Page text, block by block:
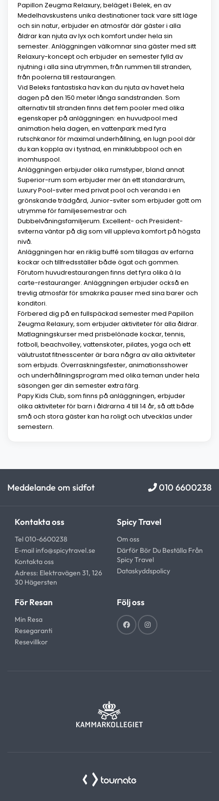
Papillon Zeugma Relaxury, beläget i Belek, en av
Medelhavskustens unika destinationer tack vare sitt läge
och sin natur, erbjuder en atmosfär där gäster i alla
åldrar kan njuta av lyx och komfort under hela sin
semester. Anläggningen välkomnar sina gäster med sitt
Relaxury-koncept och erbjuder en semester fylld av
njutning i alla sina utrymmen, från rummen till stranden,
från poolerna till restaurangen.
Vid Beleks fantastiska hav kan du njuta av havet hela
dagen på den 150 meter långa sandstranden. Som
alternativ till stranden finns det fem pooler med olika
egenskaper på anläggningen: en huvudpool med
animation hela dagen, en vattenpark med fyra
rutschkanor för maximal underhållning, en lugn pool där
du kan koppla av i tystnad, en miniklubbpool och en
inomhuspool.
Anläggningen erbjuder olika rumstyper, bland annat
Superior-rum som erbjuder mer än ett standardrum,
Luxury Pool-sviter med privat pool och veranda i en
grönskande trädgård, Junior-sviter som erbjuder gott om
utrymme för familjesemestrar och
Dubbelvåningsfamiljerum. Excellent- och President-
sviterna väntar på dig som vill uppleva komfort på högsta
nivå.
Anläggningen har en riklig buffé som tillagas av erfarna
kockar och tillfredsställer både ögat och gommen.
Förutom huvudrestaurangen finns det fyra olika à la
carte-restauranger. Anläggningen erbjuder också en
trevlig atmosfär för smakrika pauser med sina barer och
konditori.
Förbered dig på en fullspäckad semester med Papillon
Zeugma Relaxury, som erbjuder aktiviteter för alla åldrar.
Matlagningskurser med prisbelönade kockar, tennis,
fotboll, beachvolley, vattenskoter, pilates, yoga och ett
välutrustat fitnesscenter är bara några av alla aktiviteter
som erbjuds. Överraskningsfester, animationsshower
och underhållningsprogram med olika teman under hela
säsongen ger din semester extra färg.
Papy Kids Club, som finns på anläggningen, erbjuder
olika aktiviteter för barn i åldrarna 4 till 14 år, så att både
små och stora gäster kan ha roligt och utvecklas under
semestern.
Meddelande om sidfot 010 6600238
Kontakta oss
Tel 010-6600238
E-mail info@spicytravel.se
Kontakta oss
Adress: Elektravägen 31, 126
30 Hägersten
Spicy Travel
Om oss
Därför Bör Du Beställa Från
Spicy Travel
Dataskyddspolicy
För Resan
Min Resa
Resegaranti
Resevillkor
Följ oss